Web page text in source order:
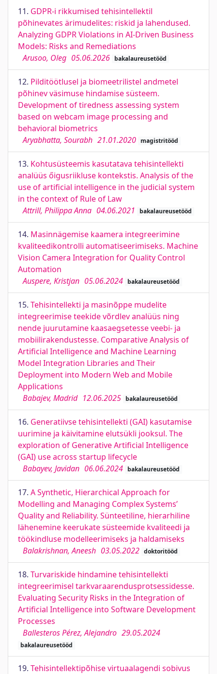
11. GDPR-i rikkumised tehisintellektil
põhinevates ärimudelites: riskid ja lahendused.
Analyzing GDPR Violations in AI-Driven Business
Models: Risks and Remediations
Arusoo, Oleg 05.06.2026 bakalaureusetööd
12. Pilditöötlusel ja biomeetrilistel andmetel
põhinev väsimuse hindamise süsteem.
Development of tiredness assessing system
based on webcam image processing and
behavioral biometrics
Aryabhatta, Sourabh 21.01.2020 magistritööd
13. Kohtusüsteemis kasutatava tehisintellekti
analüüs őigusriikluse kontekstis. Analysis of the
use of artificial intelligence in the judicial system
in the context of Rule of Law
Attrill, Philippa Anna 04.06.2021 bakalaureusetööd
14. Masinnägemise kaamera integreerimine
kvaliteedikontrolli automatiseerimiseks. Machine
Vision Camera Integration for Quality Control
Automation
Auspere, Kristjan 05.06.2024 bakalaureusetööd
15. Tehisintellekti ja masinõppe mudelite
integreerimise teekide võrdlev analüüs ning
nende juurutamine kaasaegsetesse veebi- ja
mobiilirakendustesse. Comparative Analysis of
Artificial Intelligence and Machine Learning
Model Integration Libraries and Their
Deployment into Modern Web and Mobile
Applications
Babajev, Madrid 12.06.2025 bakalaureusetööd
16. Generatiivse tehisintellekti (GAI) kasutamise
uurimine ja käivitamine elutsükli jooksul. The
exploration of Generative Artificial Intelligence
(GAI) use across startup lifecycle
Babayev, Javidan 06.06.2024 bakalaureusetööd
17. A Synthetic, Hierarchical Approach for
Modelling and Managing Complex Systems’
Quality and Reliability. Sünteetiline, hierarhiline
lähenemine keerukate süsteemide kvaliteedi ja
töökindluse modelleerimiseks ja haldamiseks
Balakrishnan, Aneesh 03.05.2022 doktoritööd
18. Turvariskide hindamine tehisintellekti
integreerimisel tarkvaraarendusprotsessidesse.
Evaluating Security Risks in the Integration of
Artificial Intelligence into Software Development
Processes
Ballesteros Pérez, Alejandro 29.05.2024
bakalaureusetööd
19. Tehisintellektipõhise virtuaalagendi sobivus